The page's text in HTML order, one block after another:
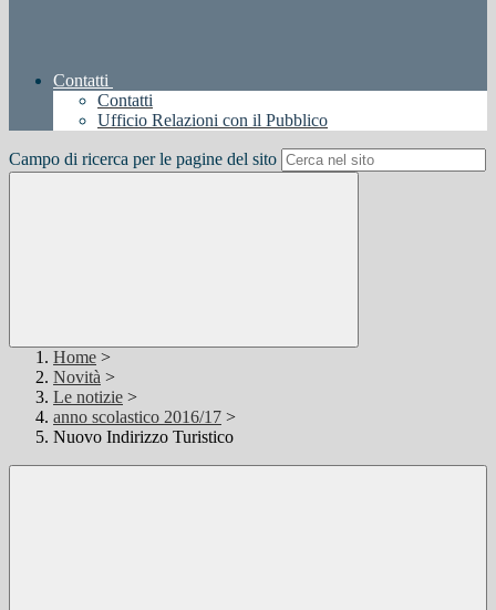
Contatti
Contatti
Ufficio Relazioni con il Pubblico
Campo di ricerca per le pagine del sito
Home >
Novità >
Le notizie >
anno scolastico 2016/17 >
Nuovo Indirizzo Turistico